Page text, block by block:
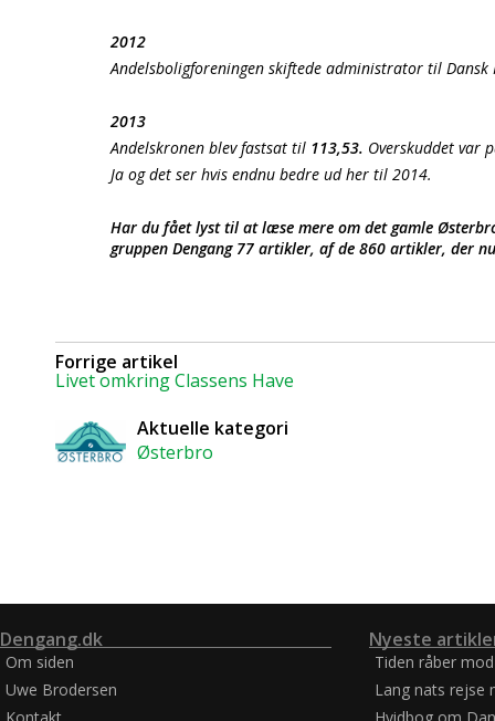
2012
Andelsboligforeningen skiftede administrator til Dansk
2013
Andelskronen blev fastsat til 113,53. Overskuddet var
Ja og det ser hvis endnu bedre ud her til 2014.
Har du fået lyst til at læse mere om det gamle
gruppen Dengang 77 artikler, af de 860 artikler, der
Forrige artikel
Livet omkring Classens Have
Aktuelle kategori
Østerbro
Dengang.dk
Om siden
Uwe Brodersen
Nyeste
Tiden råber
Lang nats rejse